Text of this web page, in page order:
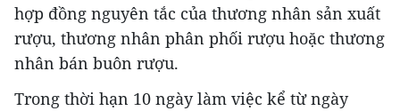
hợp đồng nguyên tắc của thương nhân sản xuất
rượu, thương nhân phân phối rượu hoặc thương
nhân bán buôn rượu.
Trong thời hạn 10 ngày làm việc kể từ ngày